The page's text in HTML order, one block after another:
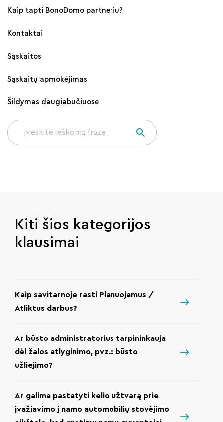
Kaip tapti BonoDomo partneriu?
Kontaktai
Sąskaitos
Sąskaitų apmokėjimas
Šildymas daugiabučiuose
Kiti šios kategorijos
klausimai
Kaip savitarnoje rasti Planuojamus /
Atliktus darbus?
Ar būsto administratorius tarpininkauja
dėl žalos atlyginimo, pvz.: būsto
užliejimo?
Ar galima pastatyti kelio užtvarą prie
įvažiavimo į namo automobilių stovėjimo